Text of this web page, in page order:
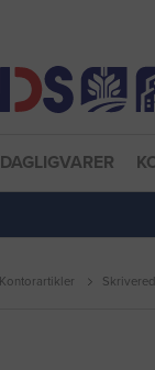
DAGLIGVARER
Kontorartikler